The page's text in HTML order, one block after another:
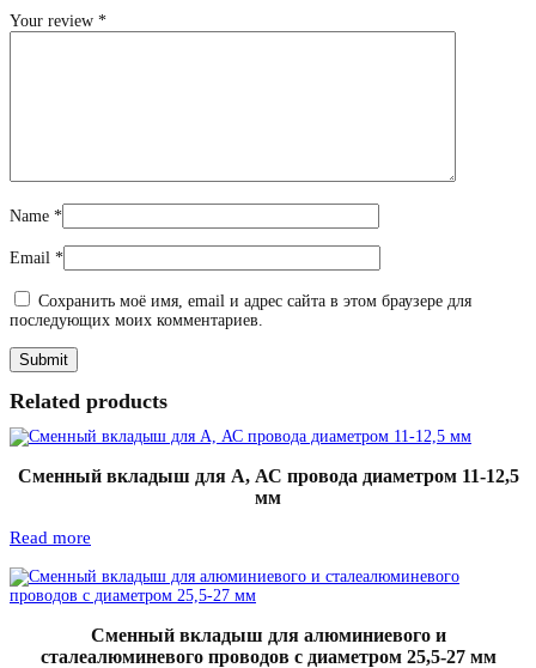
Your review *
Name *
Email *
Сохранить моё имя, email и адрес сайта в этом браузере для
последующих моих комментариев.
Related products
Сменный вкладыш для А, АС провода диаметром 11-12,5
мм
Read more
Сменный вкладыш для алюминиевого и
сталеалюминевого проводов с диаметром 25,5-27 мм